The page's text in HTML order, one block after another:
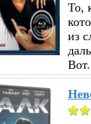
То,
из